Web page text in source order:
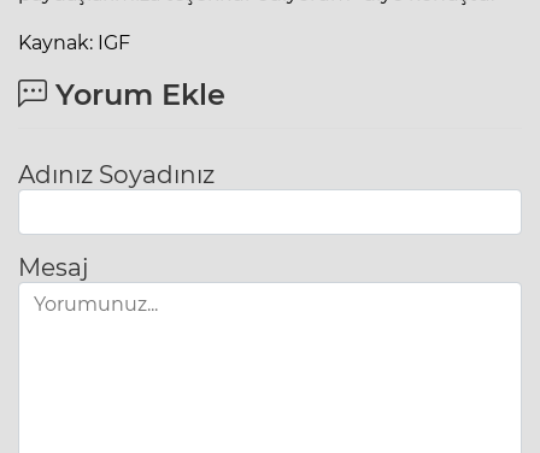
Kaynak: IGF
Yorum Ekle
Adınız Soyadınız
Mesaj